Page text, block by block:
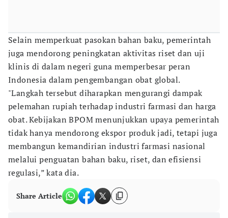
Selain memperkuat pasokan bahan baku, pemerintah
juga mendorong peningkatan aktivitas riset dan uji
klinis di dalam negeri guna memperbesar peran
Indonesia dalam pengembangan obat global.
"Langkah tersebut diharapkan mengurangi dampak
pelemahan rupiah terhadap industri farmasi dan harga
obat. Kebijakan BPOM menunjukkan upaya pemerintah
tidak hanya mendorong ekspor produk jadi, tetapi juga
membangun kemandirian industri farmasi nasional
melalui penguatan bahan baku, riset, dan efisiensi
regulasi,” kata dia.
Share Article